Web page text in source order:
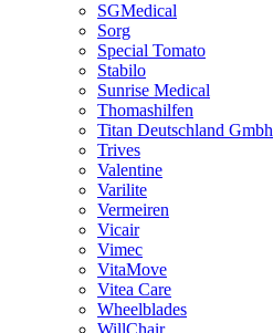
SGMedical
Sorg
Special Tomato
Stabilo
Sunrise Medical
Thomashilfen
Titan Deutschland Gmbh
Trives
Valentine
Varilite
Vermeiren
Vicair
Vimec
VitaMove
Vitea Care
Wheelblades
WillChair